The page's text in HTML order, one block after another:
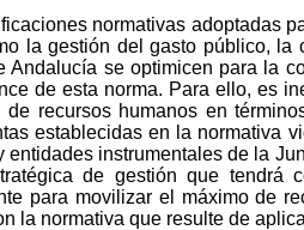
normativas adoptadas
la gestión del gasto público, la
se optimicen para la
de esta norma. Para ello, es
recursos humanos en
establecidas en la normativa
instrumentales de la
de gestión que tendrá
para movilizar el máximo de
la normativa que resulte de